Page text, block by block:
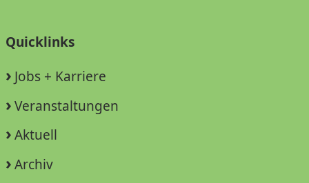
Quicklinks
Jobs + Karriere
Veranstaltungen
Aktuell
Archiv